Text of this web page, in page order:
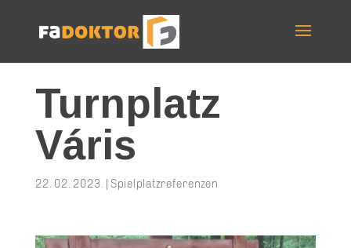
Turnplatz
Váris
22. 02. 2023. Spielplatzreferenzen